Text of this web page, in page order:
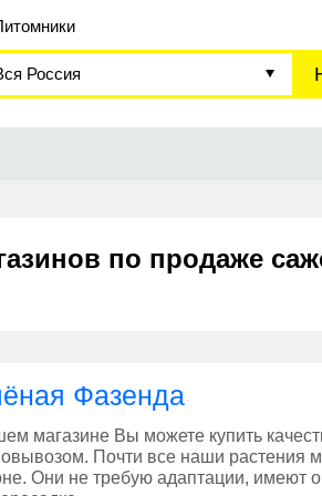
Россия
по продаже
Фазенда
магазине Вы можете купить
Почти все наши
Они не требую адаптации, имеют